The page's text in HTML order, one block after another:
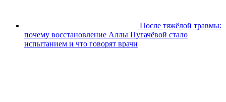
После тяжёлой травмы:
почему восстановление Аллы Пугачёвой стало
испытанием и что говорят врачи